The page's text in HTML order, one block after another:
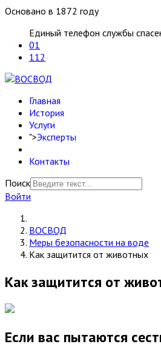
Основано в 1872 году
Единый телефон службы
01
112
Главная
История
Услуги
">Эксперты
Контакты
Поиск
Войти
ВОСВОД
Меры безопасности на воде
Как защитится от животных
Как защитится от
Если вас пытаются